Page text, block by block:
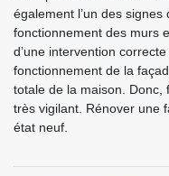
également l’un des
fonctionnement des murs
d’une intervention
fonctionnement de la
totale de la maison. Donc,
très vigilant. Rénover une
état neuf.